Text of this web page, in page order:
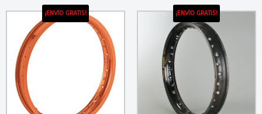
¡ENVÍO GRATIS! ¡ENVÍO GRATIS!